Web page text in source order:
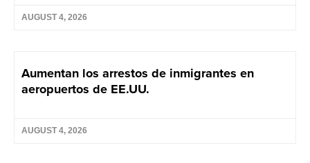
AUGUST 4, 2026
Aumentan los arrestos de inmigrantes en
aeropuertos de EE.UU.
AUGUST 4, 2026